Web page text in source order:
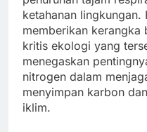
ketahanan lingkungan.
memberikan kerangka
kritis ekologi yang
menegaskan
nitrogen dalam
menyimpan karbon
iklim.